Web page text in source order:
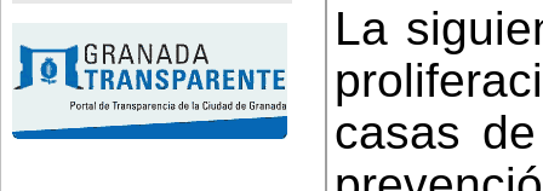
La
casas